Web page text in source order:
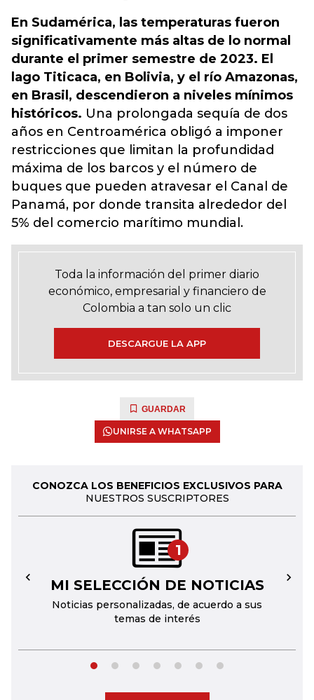
En Sudamérica, las temperaturas fueron
significativamente más altas de lo normal
durante el primer semestre de 2023. El
lago Titicaca, en Bolivia, y el río Amazonas,
en Brasil, descendieron a niveles mínimos
históricos. Una prolongada sequía de dos
años en Centroamérica obligó a imponer
restricciones que limitan la profundidad
máxima de los barcos y el número de
buques que pueden atravesar el Canal de
Panamá, por donde transita alrededor del
5% del comercio marítimo mundial.
Toda la información del primer diario
económico, empresarial y financiero de
Colombia a tan solo un clic
DESCARGUE LA APP
GUARDAR
UNIRSE A WHATSAPP
CONOZCA LOS BENEFICIOS EXCLUSIVOS PARA
NUESTROS SUSCRIPTORES
1
MI SELECCIÓN DE NOTICIAS
Noticias personalizadas, de acuerdo a sus
temas de interés
← →